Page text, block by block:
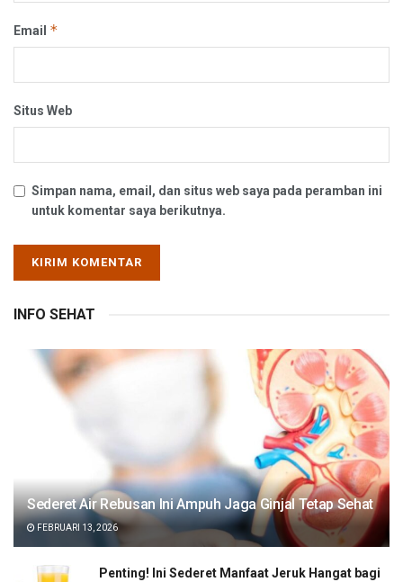
Email *
Situs Web
Simpan nama, email, dan situs web saya pada peramban ini
untuk komentar saya berikutnya.
INFO SEHAT
Sederet Air Rebusan Ini Ampuh Jaga Ginjal Tetap Sehat
FEBRUARI 13, 2026
Penting! Ini Sederet Manfaat Jeruk Hangat bagi